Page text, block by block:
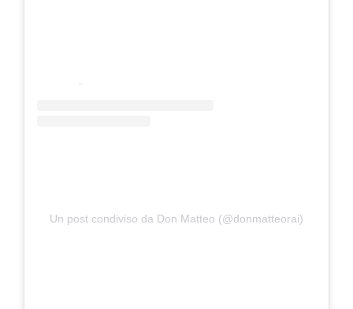
Un post condiviso da Don Matteo (@donmatteorai)